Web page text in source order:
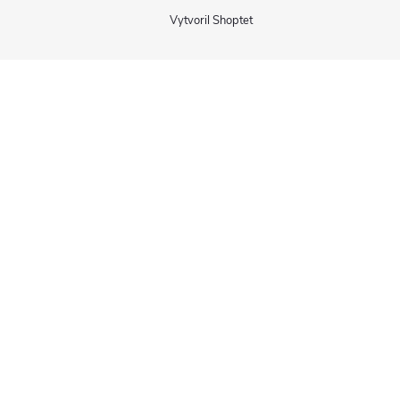
Vytvoril Shoptet